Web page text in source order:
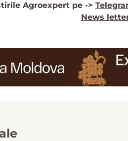
Agroexpert pe ->
News